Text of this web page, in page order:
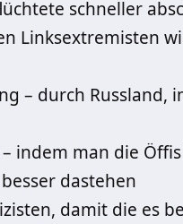
schneller
Linksextremisten
– durch Russland,
indem man die
dastehen
damit die es